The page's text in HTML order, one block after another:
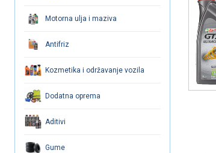
Motorna ulja i maziva
Antifriz
Kozmetika i održavanje vozila
Dodatna oprema
Aditivi
Gume